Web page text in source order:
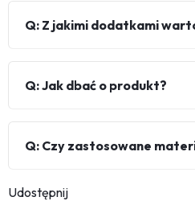
Q: Z jakimi dodatkami
Q: Jak dbać o produkt?
Q: Czy zastosowane
Udostępnij